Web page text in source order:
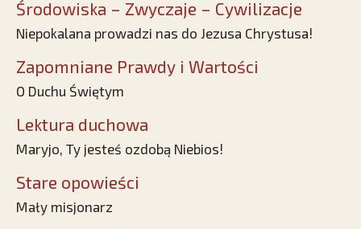
Środowiska – Zwyczaje – Cywilizacje
Niepokalana prowadzi nas do Jezusa Chrystusa!
Zapomniane Prawdy i Wartości
O Duchu Świętym
Lektura duchowa
Maryjo, Ty jesteś ozdobą Niebios!
Stare opowieści
Mały misjonarz